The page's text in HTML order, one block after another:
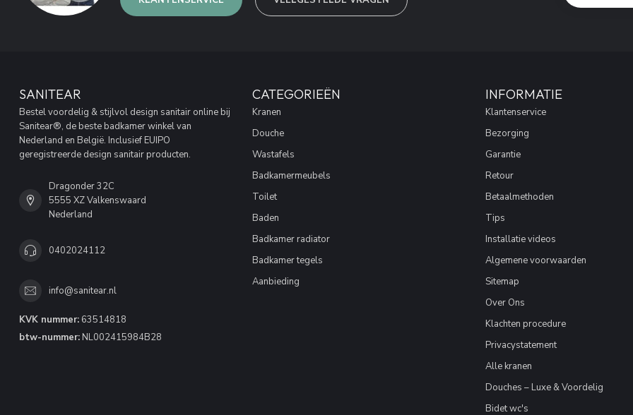
SANITEAR
Bestel voordelig & stijlvol design sanitair online bij
Sanitear®, de beste badkamer winkel van
Nederland en België. Inclusief EUIPO
geregistreerde design sanitair producten.
Dragonder 32C
5555 XZ Valkenswaard
Nederland
0402024112
info@sanitear.nl
KVK nummer: 63514818
btw-nummer: NL002415984B28
CATEGORIEËN
Kranen
Douche
Wastafels
Badkamermeubels
Toilet
Baden
Badkamer radiator
Badkamer tegels
Aanbieding
INFORMATIE
Klantenservice
Bezorging
Garantie
Retour
Betaalmethoden
Tips
Installatie videos
Algemene voorwaarden
Sitemap
Over Ons
Klachten procedure
Privacystatement
Alle kranen
Douches – Luxe & Voordelig
Bidet wc's